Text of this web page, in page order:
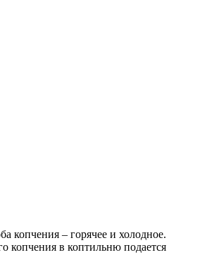
копчения – горячее и холодное.
копчения в коптильню подается